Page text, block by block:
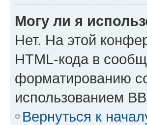
Могу ли я
Нет. На этой
HTML-кода в
форматированию
использованием
Вернуться к